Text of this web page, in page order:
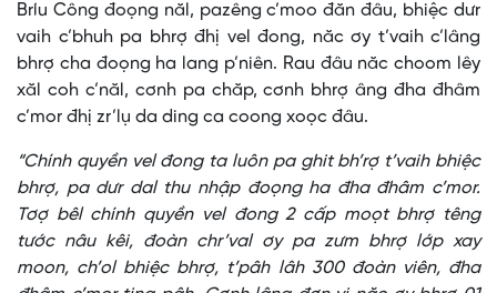
Bríu Công đoọng năl, pazêng c’moo đăn đâu, bhiệc dưr
vaih c’bhuh pa bhrợ đhị vel đong, năc ơy t’vaih c’lâng
bhrợ cha đoọng ha lang p’niên. Rau đâu năc choom lêy
xăl coh c’năl, cơnh pa chăp, cơnh bhrợ âng đha đhâm
c’mor đhị zr’lụ da ding ca coong xoọc đâu.
“Chính quyền vel đong ta luôn pa ghit bh’rợ t’vaih bhiệc
bhrợ, pa dưr dal thu nhập đoọng ha đha đhâm c’mor.
Tơợ bêl chính quyền vel đong 2 cấp moọt bhrợ têng
tước nâu kêi, đoàn chr’val ơy pa zưm bhrợ lớp xay
moon, ch’ol bhiệc bhrợ, t’pâh lâh 300 đoàn viên, đha